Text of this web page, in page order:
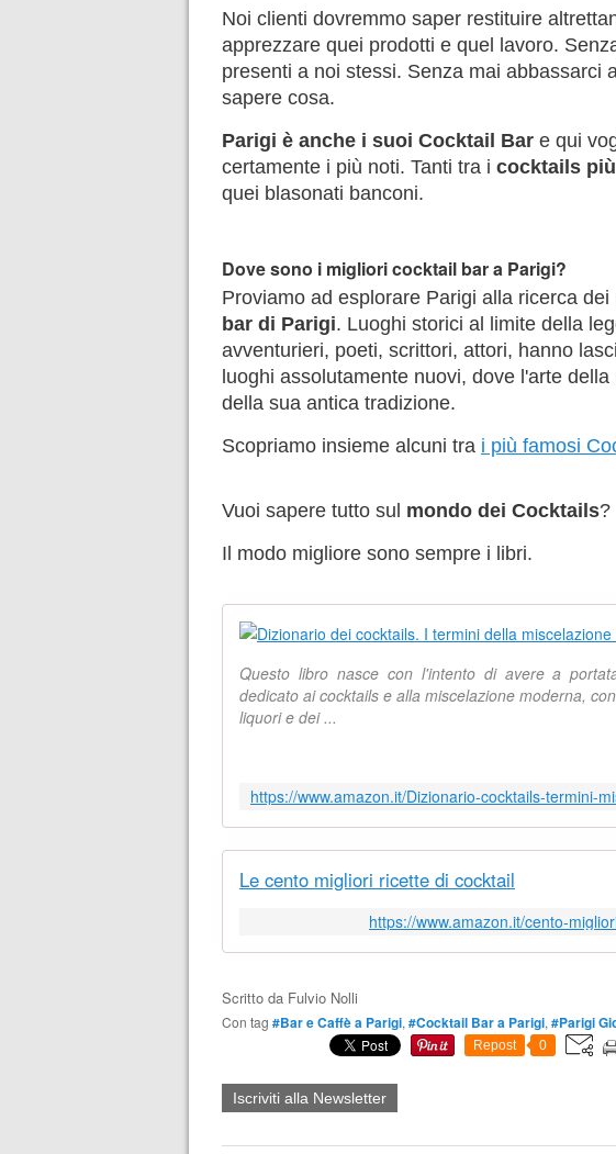
Noi clienti dovremmo saper restituire
apprezzare quei prodotti e quel lavoro.
presenti a noi stessi. Senza mai abbassarci
sapere cosa.
Parigi è anche i suoi Cocktail Bar e qui
certamente i più noti. Tanti tra i cocktails
quei blasonati banconi.
Dove sono i migliori cocktail bar a Parigi?
Proviamo ad esplorare Parigi alla ricerca
bar di Parigi. Luoghi storici al limite della
avventurieri, poeti, scrittori, attori, hanno
luoghi assolutamente nuovi, dove l'arte
della sua antica tradizione.
Scopriamo insieme alcuni tra i più famosi
Vuoi sapere tutto sul mondo dei Cocktails?
Il modo migliore sono sempre i libri.
Questo libro nasce con l'intento di avere a
dedicato ai cocktails e alla miscelazione moderna,
liquori e dei ...
Le cento migliori ricette di cocktail
https://www.amazon.it/cento-
Scritto da Fulvio Nolli
Con tag #Bar e Caffè a Parigi, #Cocktail Bar a Parigi, #Parigi
Repost 0
Iscriviti alla Newsletter